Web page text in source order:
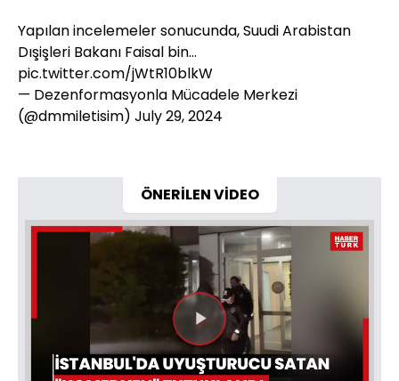
Yapılan incelemeler sonucunda, Suudi Arabistan
Dışişleri Bakanı Faisal bin…
pic.twitter.com/jWtR10blkW
— Dezenformasyonla Mücadele Merkezi
(@dmmiletisim) July 29, 2024
ÖNERİLEN VİDEO
Videoyu
Oynat